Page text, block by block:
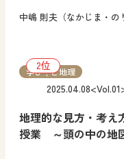
中嶋 則夫（なかじま・の
地理的な見方・考え
授業 ～頭の中の地
2025.04.08
学び！と地理